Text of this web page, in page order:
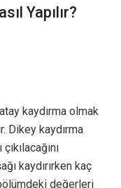
Yapılır?
kaydırma olmak
Dikey kaydırma
kaydırırken kaç
değerleri